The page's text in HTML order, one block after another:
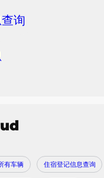
询
有车辆 住宿登记信息查询